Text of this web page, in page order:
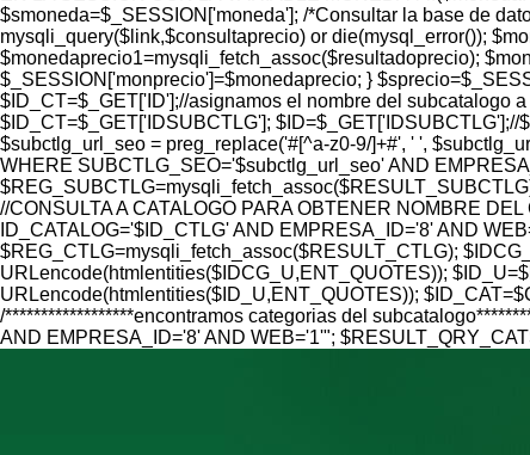
$smoneda=$_SESSION['moneda']; /*Consultar la base de
mysqli_query($link,$consultaprecio) or die(mysql_error());
$monedaprecio1=mysqli_fetch_assoc($resultadoprecio);
$_SESSION['monprecio']=$monedaprecio; }
$ID_CT=$_GET['ID'];//asignamos el nombre del subcatalogo
$ID_CT=$_GET['IDSUBCTLG'];
$subctlg_url_seo = preg_replace('#[^a-z0-9/]+#', ' ',
WHERE SUBCTLG_SEO='$subctlg_url_seo' AND
//CONSULTA A CATALOGO PARA OBTENER NOMBRE
ID_CATALOG='$ID_CTLG' AND EMPRESA_ID='8' AND
$REG_CTLG=mysqli_fetch_assoc($RESULT_CTLG);
URLencode(htmlentities($IDCG_U,ENT_QUOTES));
URLencode(htmlentities($ID_U,ENT_QUOTES));
/******************encontramos categorias del
AND EMPRESA_ID='8' AND WEB='1'";